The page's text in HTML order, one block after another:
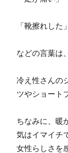
「靴擦れした」
などの言葉は
冷え性さんの
ツやショート
ちなみに、暖
気はイマイチ
女性らしさを